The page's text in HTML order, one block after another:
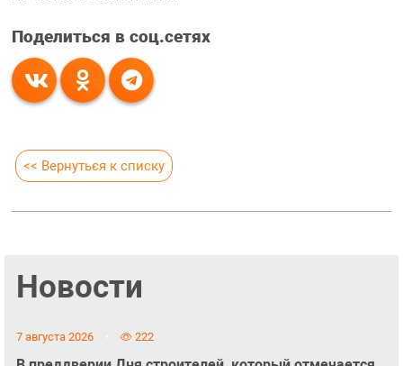
Поделиться в соц.сетях
<< Вернуться к списку
Новости
7 августа 2026 222